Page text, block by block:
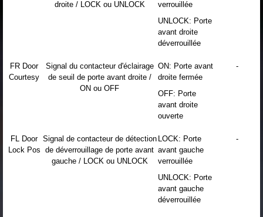
droite / LOCK ou UNLOCK
verrouillée
UNLOCK: Porte
avant droite
déverrouillée
FR Door
Courtesy
Signal du contacteur d'éclairage
de seuil de porte avant droite /
ON ou OFF
ON: Porte avant
droite fermée
OFF: Porte
avant droite
ouverte
-
FL Door
Lock Pos
Signal de contacteur de détection
de déverrouillage de porte avant
gauche / LOCK ou UNLOCK
LOCK: Porte
avant gauche
verrouillée
UNLOCK: Porte
avant gauche
déverrouillée
-